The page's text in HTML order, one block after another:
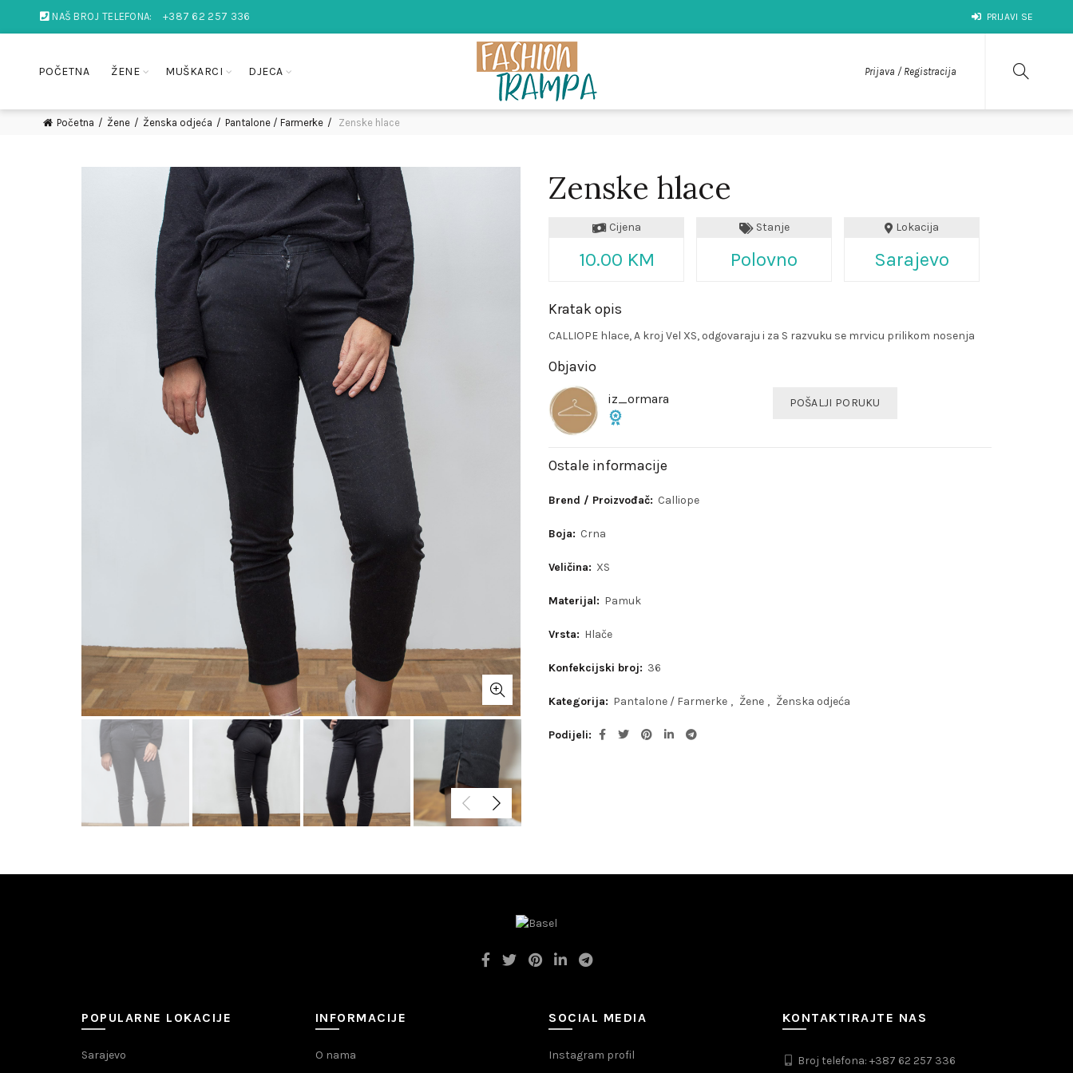
NAŠ BROJ TELEFONA: +387 62 257 336 PRIJAVI SE
POČETNA ŽENE MUŠKARCI DJECA Prijava / Registracija
Početna Žene Ženska odjeća Pantalone / Farmerke Zenske hlace
Zenske hlace
Cijena
10.00 KM
Stanje
Polovno
Lokacija
Sarajevo
Kratak opis
CALLIOPE hlace, A kroj Vel XS, odgovaraju i za S razvuku se mrvicu prilikom nosenja
Objavio
iz_ormara POŠALJI PORUKU
Ostale informacije
Brend / Proizvođač: Calliope
Boja: Crna
Veličina: XS
Materijal: Pamuk
Vrsta: Hlače
Konfekcijski broj: 36
Kategorija: Pantalone / Farmerke , Žene , Ženska odjeća
Podijeli
POPULARNE LOKACIJE
Sarajevo
INFORMACIJE
O nama
SOCIAL MEDIA
Instagram profil
KONTAKTIRAJTE NAS
Broj telefona: +387 62 257 336